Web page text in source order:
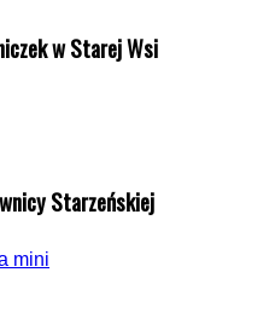
w Starej Wsi
Starzeńskiej